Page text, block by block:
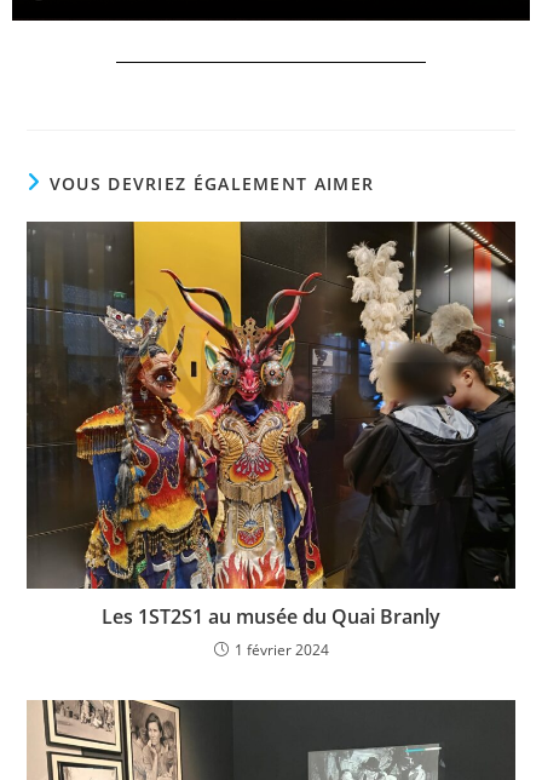
VOUS DEVRIEZ ÉGALEMENT AIMER
Les 1ST2S1 au musée du Quai Branly
1 février 2024